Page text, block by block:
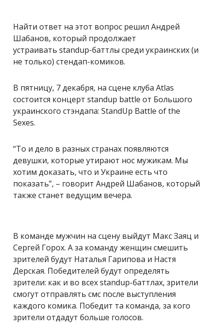
Найти ответ на этот вопрос решил Андрей
Шабанов, который продолжает
устраивать standup-баттлы среди украинских (и
не только) стендап-комиков.
В пятницу, 7 декабря, на сцене клуба Atlas
состоится концерт standup battle от Большого
украинского стэндапа: StandUp Battle of the
Sexes.
“То и дело в разных странах появляются
девушки, которые утирают нос мужикам. Мы
хотим доказать, что и Украине есть что
показать”, – говорит Андрей Шабанов, который
также станет ведущим вечера.
В команде мужчин на сцену выйдут Макс Заяц и
Сергей Горох. А за команду женщин смешить
зрителей будут Наталья Гарипова и Настя
Дерская. Победителей будут определять
зрители: как и во всех standup-баттлах, зрители
смогут отправлять смс после выступления
каждого комика. Победит та команда, за кого
зрители отдадут больше голосов.